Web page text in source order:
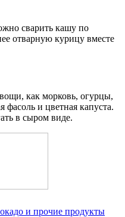
сварить кашу по
отварную курицу вместе
как морковь, огурцы,
фасоль и цветная капуста.
в сыром виде.
и прочие продукты